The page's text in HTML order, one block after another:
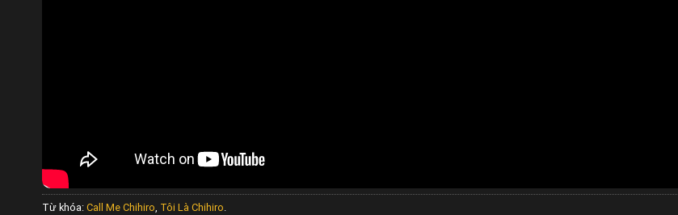
Từ khóa: Call Me Chihiro, Tôi Là Chihiro.